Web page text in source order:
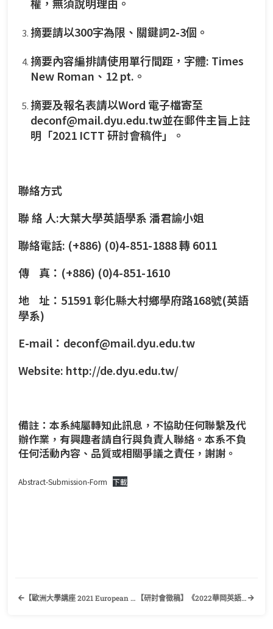
摘要請以300字為限、關鍵詞2-3個。
摘要內容編排請使用單行間距，字體: Times
New Roman、12 pt.。
摘要及報名表請以Word 電子檔寄至
deconf@mail.dyu.edu.tw並在郵件主旨上註
明「2021 ICTT 研討會稿件」。
聯絡方式
聯 絡 人:大葉大學英語學系 潘君諭小姐
聯絡電話: (+886) (0)4-851-1888 轉 6011
傳 真：(+886) (0)4-851-1610
地 址：51591 彰化縣大村鄉學府路168號(英語
學系)
E-mail：deconf@mail.dyu.edu.tw
Website: http://de.dyu.edu.tw/
備註：本系純屬轉知此訊息，不協助任何聯繫及代
辦作業，有興趣者請自行與負責人聯絡。本系不負
任何活動內容、品質或相關爭議之責任，謝謝。
Abstract-Submission-Form 下載
【歐洲大學講座 2021 European Study Talk】歡迎有興趣的同學踴躍報名！ 【研討會徵稿】《2022華岡英語與文學國際學術研討會》中國文化大學英國語文學系